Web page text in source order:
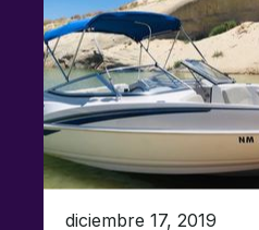
diciembre 17, 2019